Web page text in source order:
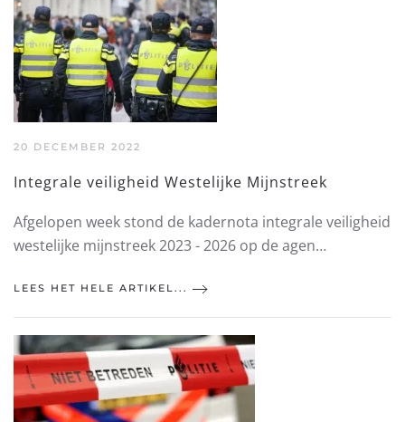
20 DECEMBER 2022
Integrale veiligheid Westelijke Mijnstreek
Afgelopen week stond de kadernota integrale veiligheid
westelijke mijnstreek 2023 - 2026 op de agen…
LEES HET HELE ARTIKEL...